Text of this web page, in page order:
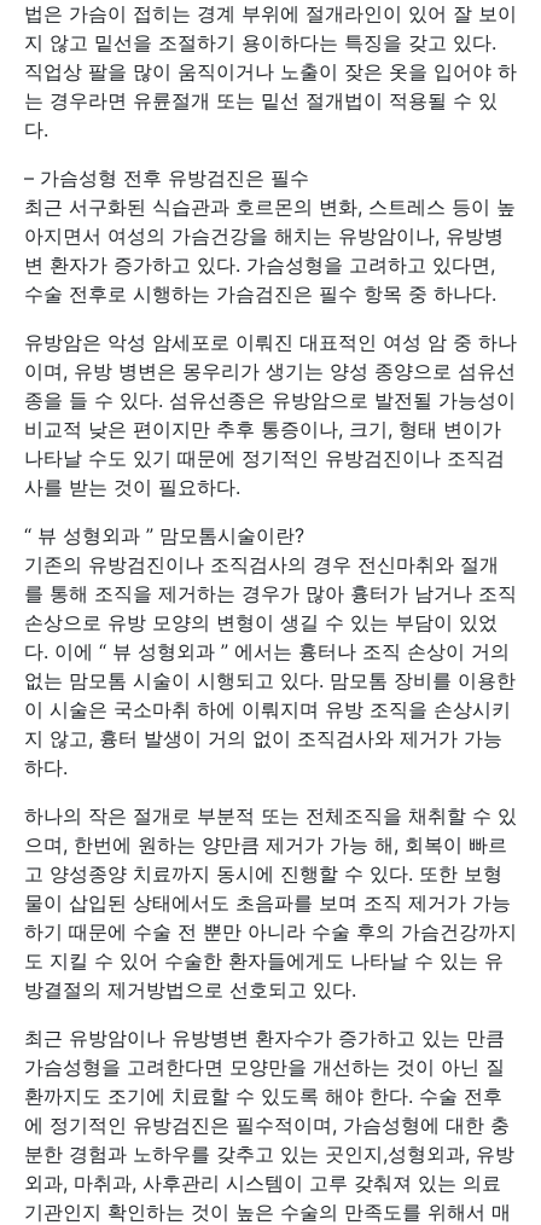
법은 가슴이 접히는 경계 부위에 절개라인이 있어 잘 보이
지 않고 밑선을 조절하기 용이하다는 특징을 갖고 있다.
직업상 팔을 많이 움직이거나 노출이 잦은 옷을 입어야 하
는 경우라면 유륜절개 또는 밑선 절개법이 적용될 수 있
다.
– 가슴성형 전후 유방검진은 필수
최근 서구화된 식습관과 호르몬의 변화, 스트레스 등이 높
아지면서 여성의 가슴건강을 해치는 유방암이나, 유방병
변 환자가 증가하고 있다. 가슴성형을 고려하고 있다면,
수술 전후로 시행하는 가슴검진은 필수 항목 중 하나다.
유방암은 악성 암세포로 이뤄진 대표적인 여성 암 중 하나
이며, 유방 병변은 몽우리가 생기는 양성 종양으로 섬유선
종을 들 수 있다. 섬유선종은 유방암으로 발전될 가능성이
비교적 낮은 편이지만 추후 통증이나, 크기, 형태 변이가
나타날 수도 있기 때문에 정기적인 유방검진이나 조직검
사를 받는 것이 필요하다.
“ 뷰 성형외과 ” 맘모톰시술이란?
기존의 유방검진이나 조직검사의 경우 전신마취와 절개
를 통해 조직을 제거하는 경우가 많아 흉터가 남거나 조직
손상으로 유방 모양의 변형이 생길 수 있는 부담이 있었
다. 이에 “ 뷰 성형외과 ” 에서는 흉터나 조직 손상이 거의
없는 맘모톰 시술이 시행되고 있다. 맘모톰 장비를 이용한
이 시술은 국소마취 하에 이뤄지며 유방 조직을 손상시키
지 않고, 흉터 발생이 거의 없이 조직검사와 제거가 가능
하다.
하나의 작은 절개로 부분적 또는 전체조직을 채취할 수 있
으며, 한번에 원하는 양만큼 제거가 가능 해, 회복이 빠르
고 양성종양 치료까지 동시에 진행할 수 있다. 또한 보형
물이 삽입된 상태에서도 초음파를 보며 조직 제거가 가능
하기 때문에 수술 전 뿐만 아니라 수술 후의 가슴건강까지
도 지킬 수 있어 수술한 환자들에게도 나타날 수 있는 유
방결절의 제거방법으로 선호되고 있다.
최근 유방암이나 유방병변 환자수가 증가하고 있는 만큼
가슴성형을 고려한다면 모양만을 개선하는 것이 아닌 질
환까지도 조기에 치료할 수 있도록 해야 한다. 수술 전후
에 정기적인 유방검진은 필수적이며, 가슴성형에 대한 충
분한 경험과 노하우를 갖추고 있는 곳인지,성형외과, 유방
외과, 마취과, 사후관리 시스템이 고루 갖춰져 있는 의료
기관인지 확인하는 것이 높은 수술의 만족도를 위해서 매